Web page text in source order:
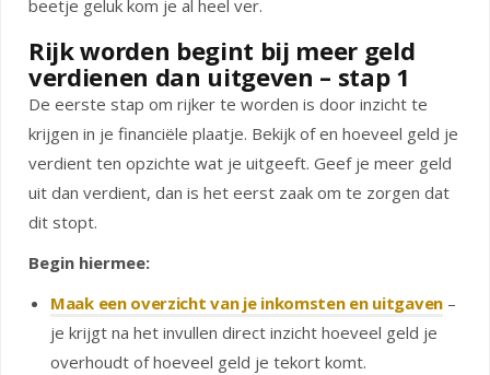
beetje geluk kom je al heel ver.
Rijk worden begint bij meer geld
verdienen dan uitgeven – stap 1
De eerste stap om rijker te worden is door inzicht te
krijgen in je financiële plaatje. Bekijk of en hoeveel geld je
verdient ten opzichte wat je uitgeeft. Geef je meer geld
uit dan verdient, dan is het eerst zaak om te zorgen dat
dit stopt.
Begin hiermee:
Maak een overzicht van je inkomsten en uitgaven–
je krijgt na het invullen direct inzicht hoeveel geld je
overhoudt of hoeveel geld je tekort komt.